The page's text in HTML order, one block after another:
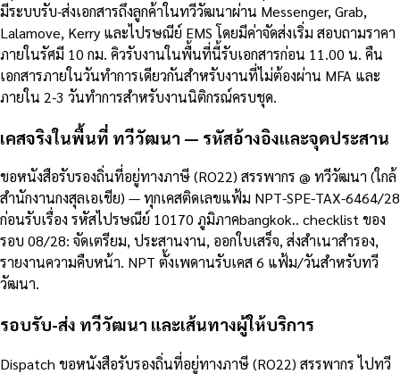
มีระบบรับ-ส่งเอกสารถึงลูกค้าในทวีวัฒนาผ่าน Messenger, Grab,
Lalamove, Kerry และไปรษณีย์ EMS โดยมีค่าจัดส่งเริ่ม สอบถามราคา
ภายในรัศมี 10 กม. คิวรับงานในพื้นที่นี้รับเอกสารก่อน 11.00 น. คืน
เอกสารภายในวันทำการเดียวกันสำหรับงานที่ไม่ต้องผ่าน MFA และ
ภายใน 2-3 วันทำการสำหรับงานนิติกรณ์ครบชุด.
เคสจริงในพื้นที่ ทวีวัฒนา — รหัสอ้างอิงและจุดประสาน
ขอหนังสือรับรองถิ่นที่อยู่ทางภาษี (RO22) สรรพากร @ ทวีวัฒนา (ใกล้
สำนักงานกงสุลเอเชีย) — ทุกเคสติดเลขแฟ้ม NPT-SPE-TAX-6464/28
ก่อนรับเรื่อง รหัสไปรษณีย์ 10170 ภูมิภาคbangkok.. checklist ของ
รอบ 08/28: จัดเตรียม, ประสานงาน, ออกใบเสร็จ, ส่งสำเนาสำรอง,
รายงานความคืบหน้า. NPT ตั้งเพดานรับเคส 6 แฟ้ม/วันสำหรับทวี
วัฒนา.
รอบรับ-ส่ง ทวีวัฒนา และเส้นทางผู้ให้บริการ
Dispatch ขอหนังสือรับรองถิ่นที่อยู่ทางภาษี (RO22) สรรพากร ไปทวี